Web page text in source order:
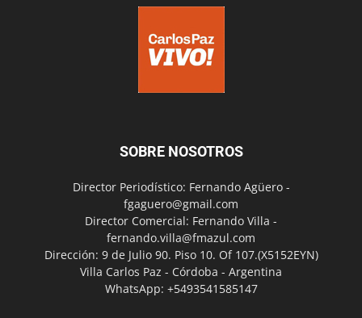
SOBRE NOSOTROS
Director Periodístico: Fernando Agüero -
fgaguero@gmail.com
Director Comercial: Fernando Villa -
fernando.villa@fmazul.com
Dirección: 9 de Julio 90. Piso 10. Of 107.(X5152EYN)
Villa Carlos Paz - Córdoba - Argentina
WhatsApp: +5493541585147